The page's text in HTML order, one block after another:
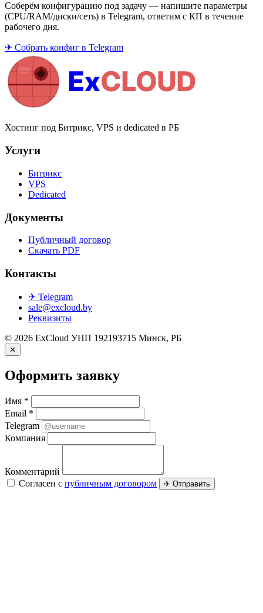
Соберём конфигурацию под задачу — напишите параметры
(CPU/RAM/диски/сеть) в Telegram, ответим с КП в течение
рабочего дня.
✈ Собрать конфиг в Telegram
ExCLOUD
Хостинг под Битрикс, VPS и dedicated в РБ
Услуги
Битрикс
VPS
Dedicated
Документы
Публичный договор
Скачать PDF
Контакты
✈ Telegram
sale@excloud.by
Реквизиты
© 2026 ExCloud УНП 192193715 Минск, РБ
✕
Оформить заявку
Имя *
Email *
Telegram
Компания
Комментарий
Согласен с публичным договором ✈ Отправить